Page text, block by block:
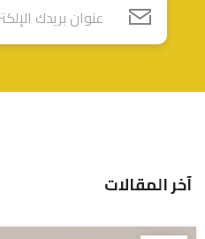
آخر المقالات